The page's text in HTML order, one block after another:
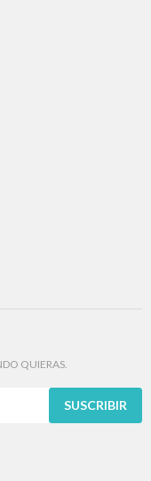
QUIERAS.
SUSCRIBIR